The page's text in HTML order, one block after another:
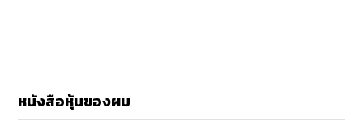
หนังสือหุ้นของผม